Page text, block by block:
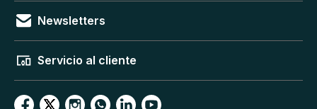
Newsletters
Servicio al cliente